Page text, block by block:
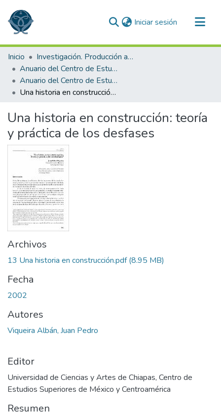
Iniciar sesión (current)
Comunidades
Todo DSpace
Estadísticas
Inicio
Investigación. Producción académica
Anuario del Centro de Estudios Superiores de México y Centroamérica
Anuario del Centro de Estudios Superiores de México y Centroamérica 2000
Una historia en construcción: teoría y práctica de los desfases
Una historia en construcción: teoría
y práctica de los desfases
Archivos
13 Una historia en construcción.pdf(8.95 MB)
Fecha
2002
Autores
Viqueira Albán, Juan Pedro
Editor
Universidad de Ciencias y Artes de Chiapas, Centro de
Estudios Superiores de México y Centroamérica
Resumen